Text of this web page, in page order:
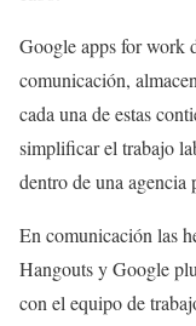
Google apps for work
comunicación,
cada una de estas
simplificar el trabajo
dentro de una agencia
En comunicación las
Hangouts y Google
con el equipo de